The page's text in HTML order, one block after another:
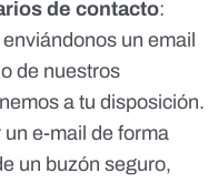
de contacto:
un email
de nuestros
a tu disposición.
e-mail de forma
un buzón seguro,